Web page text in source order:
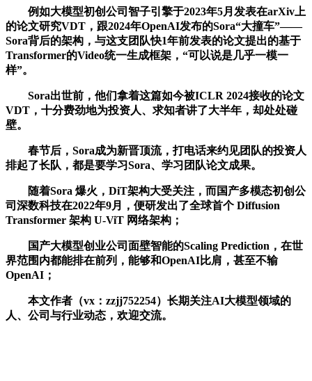
例如大模型初创公司智子引擎于2023年5月发表在arXiv上
的论文研究VDT，跟2024年OpenAI发布的Sora“大撞车”——
Sora背后的架构，与这支团队快1年前发表的论文提出的基于
Transformer的Video统一生成框架，“可以说是几乎一模一
样”。
Sora出世前，他们拿着这篇如今被ICLR 2024接收的论文
VDT，十分费劲地为投资人、求知者讲了大半年，却处处碰
壁。
春节后，Sora成为新晋顶流，打电话来约见团队的投资人
排起了长队，都是要学习Sora、学习团队论文成果。
随着Sora 爆火，DiT架构大受关注，而国产多模态初创公
司深数科技在2022年9月，便研发出了全球首个 Diffusion
Transformer 架构 U-ViT 网络架构；
国产大模型创业公司面壁智能的Scaling Prediction，在世
界范围内都能排在前列，能够和OpenAI比肩，甚至不输
OpenAI；
本文作者（vx：zzjj752254）长期关注AI大模型领域的
人、公司与行业动态，欢迎交流。